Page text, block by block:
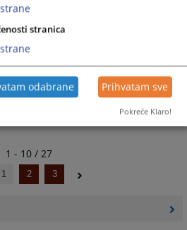
nabavki za 2022.god.
nabavki za 2022.Godinu.
1 - 10 / 27
1 2 3
stranica
odabrane Prihvatam sve
Pokreće Klaro!